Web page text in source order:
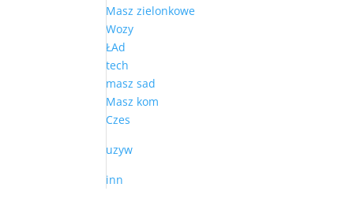
Masz zielonkowe
Wozy
ŁAd
tech
masz sad
Masz kom
Czes
uzyw
inn